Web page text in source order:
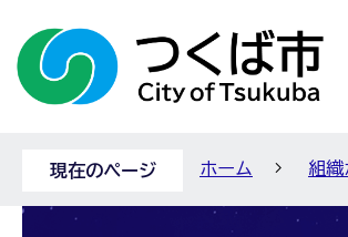
現在のページ ホーム 組織